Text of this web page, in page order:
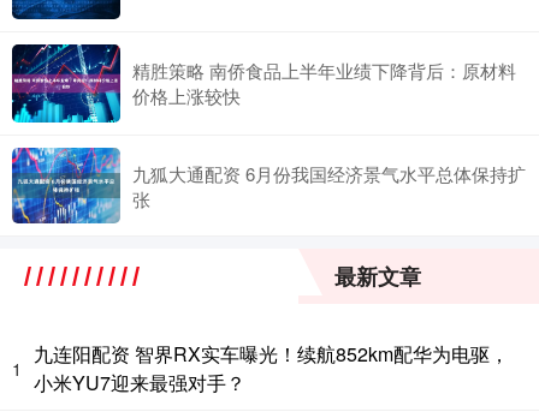
精胜策略 南侨食品上半年业绩下降背后：原材料
价格上涨较快
九狐大通配资 6月份我国经济景气水平总体保持扩
张
最新文章
1
九连阳配资 智界RX实车曝光！续航852km配华为电驱，
小米YU7迎来最强对手？